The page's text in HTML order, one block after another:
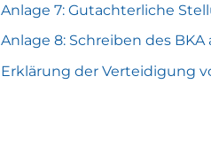
Anlage 7: Gutachterliche
Anlage 8: Schreiben des
Erklärung der Verteidigung